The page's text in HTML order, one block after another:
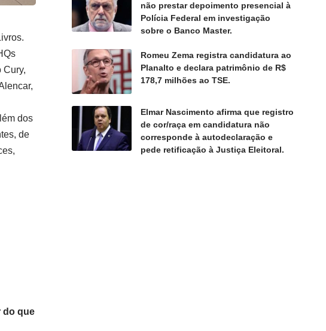
Cury,
dos
de
do que
não prestar depoimento presencial à
Polícia Federal em investigação
sobre o Banco Master.
Romeu Zema registra candidatura ao
Planalto e declara patrimônio de R$
178,7 milhões ao TSE.
Elmar Nascimento afirma que registro
de cor/raça em candidatura não
corresponde à autodeclaração e
pede retificação à Justiça Eleitoral.